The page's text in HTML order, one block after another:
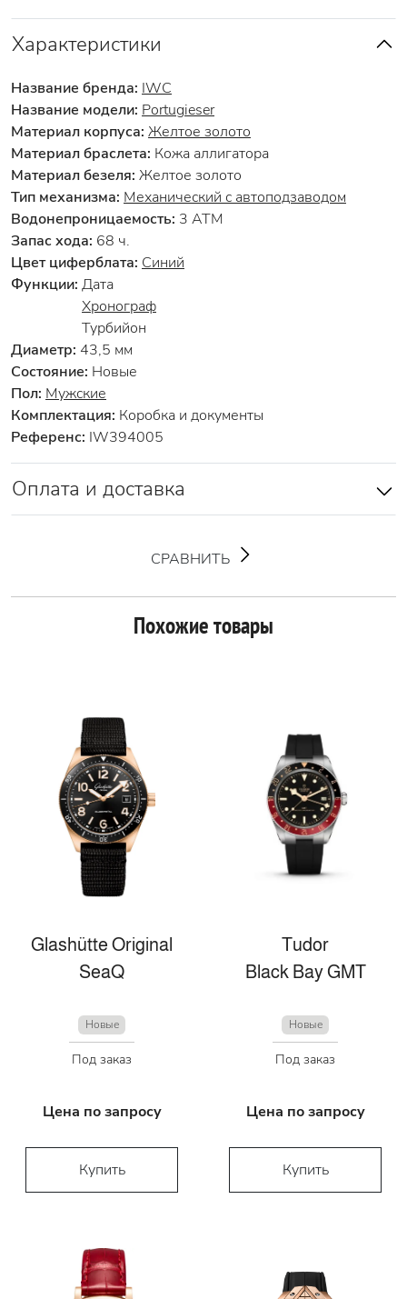
Характеристики
Название бренда: IWC
Название модели: Portugieser
Материал корпуса: Желтое золото
Материал браслета: Кожа аллигатора
Материал безеля: Желтое золото
Тип механизма: Механический с автоподзаводом
Водонепроницаемость: 3 АТМ
Запас хода: 68 ч.
Цвет циферблата: Синий
Функции: Дата
Хронограф
Турбийон
Диаметр: 43,5 мм
Состояние: Новые
Пол: Мужские
Комплектация: Коробка и документы
Референс: IW394005
Оплата и доставка
СРАВНИТЬ
Похожие товары
Glashütte Original
SeaQ
Новые
Под заказ
Цена по запросу
Купить
Tudor
Black Bay GMT
Новые
Под заказ
Цена по запросу
Купить